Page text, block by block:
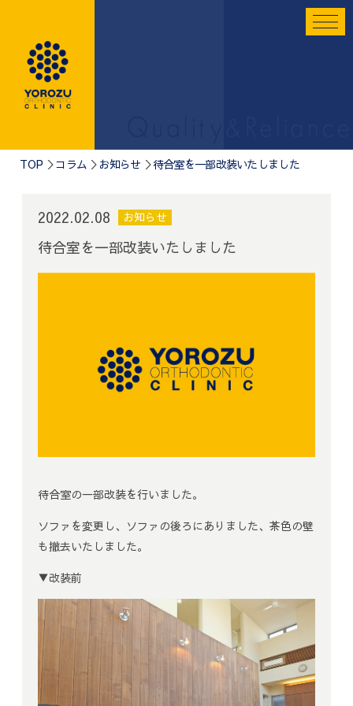
TOP コラム お知らせ 待合室を一部改装いたしました
2022.02.08 お知らせ
待合室を一部改装いたしました
待合室の一部改装を行いました。
ソファを変更し、ソファの後ろにありました、茶色の壁
も撤去いたしました。
▼改装前